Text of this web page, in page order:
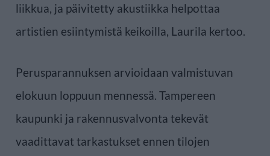
liikkua, ja päivitetty akustiikka helpottaa
artistien esiintymistä keikoilla, Laurila kertoo.
Perusparannuksen arvioidaan valmistuvan
elokuun loppuun mennessä. Tampereen
kaupunki ja rakennusvalvonta tekevät
vaadittavat tarkastukset ennen tilojen